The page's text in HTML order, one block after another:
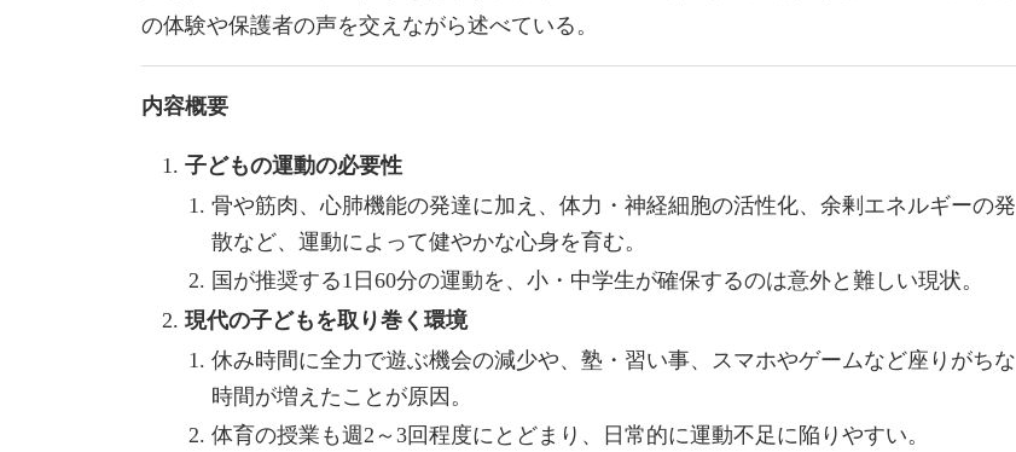
の体験や保護者の声を交えながら述べている。
内容概要
子どもの運動の必要性
骨や筋肉、心肺機能の発達に加え、体力・神経細胞の活性化、余剰エネルギーの発
散など、運動によって健やかな心身を育む。
国が推奨する1日60分の運動を、小・中学生が確保するのは意外と難しい現状。
現代の子どもを取り巻く環境
休み時間に全力で遊ぶ機会の減少や、塾・習い事、スマホやゲームなど座りがちな
時間が増えたことが原因。
体育の授業も週2～3回程度にとどまり、日常的に運動不足に陥りやすい。